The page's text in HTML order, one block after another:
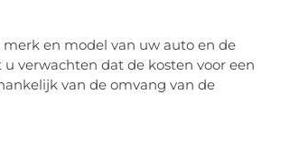
en model van uw auto en de
verwachten dat de kosten voor een
van de omvang van de